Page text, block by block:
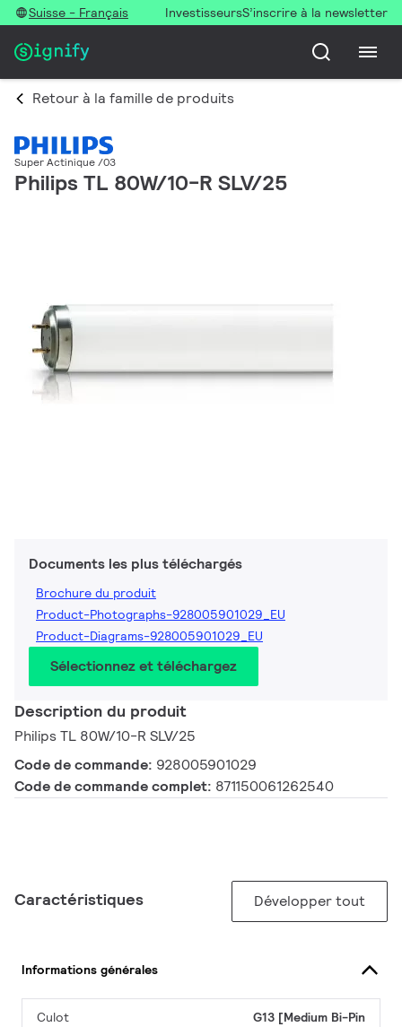
Suisse - Français InvestisseursS’inscrire à la newsletter
Retour à la famille de produits
Super Actinique /03
Philips TL 80W/10-R SLV/25
Documents les plus téléchargés
Brochure du produit
Product-Photographs-928005901029_EU
Product-Diagrams-928005901029_EU
Sélectionnez et téléchargez
Description du produit
Philips TL 80W/10-R SLV/25
Code de commande: 928005901029
Code de commande complet: 871150061262540
Caractéristiques Développer tout
Informations générales
Culot
G13 [Medium Bi-Pin